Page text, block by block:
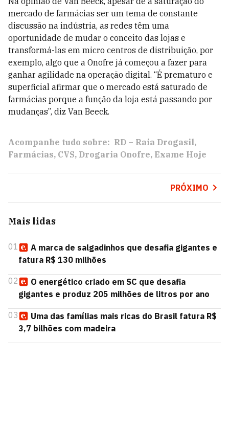
mercado de farmácias ser um tema de constante
discussão na indústria, as redes têm uma
oportunidade de mudar o conceito das lojas e
transformá-las em micro centros de distribuição, por
exemplo, algo que a Onofre já começou a fazer para
ganhar agilidade na operação digital. “É prematuro e
superficial afirmar que o mercado está saturado de
farmácias porque a função da loja está passando por
mudanças”, diz Van Beeck.
Acompanhe tudo sobre: RD – Raia Drogasil
Farmácias CVS Drogaria Onofre Exame Hoje
PRÓXIMO
Mais lidas
01
A marca de salgadinhos que desafia gigantes e
fatura R$ 130 milhões
02
O energético criado em SC que desafia
gigantes e produz 205 milhões de litros por ano
03
Uma das famílias mais ricas do Brasil fatura R$
3,7 bilhões com madeira